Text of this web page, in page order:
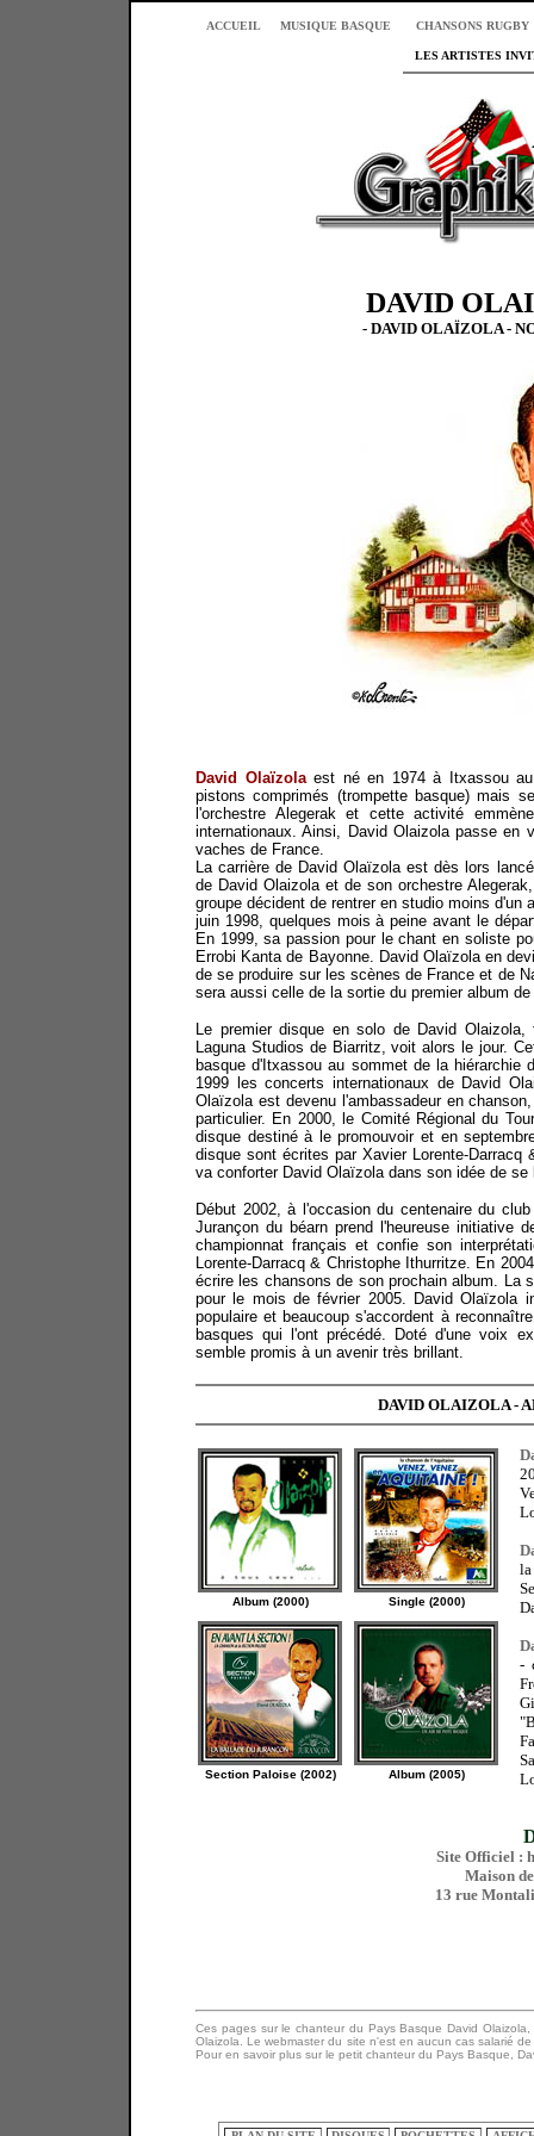
ACCUEIL MUSIQUE BASQUE CHANSONS RUGBY
LES ARTISTES
DAVID
- DAVID OLAÏZOLA -
David Olaïzolaest né en 1974 à Itxassou au
pistons comprimés (trompette basque) mais
l'orchestre Alegerak et cette activité
internationaux. Ainsi, David Olaizola passe
vaches de France.
La carrière de David Olaïzola est dès lors
de David Olaizola et de son orchestre
groupe décident de rentrer en studio moins d'un
juin 1998, quelques mois à peine avant le
En 1999, sa passion pour le chant en soliste
Errobi Kanta de Bayonne. David Olaïzola en
de se produire sur les scènes de France et de
sera aussi celle de la sortie du premier album
Le premier disque en solo de David
Laguna Studios de Biarritz, voit alors le jour.
basque d'Itxassou au sommet de la
1999 les concerts internationaux de David
Olaïzola est devenu l'ambassadeur en
particulier. En 2000, le Comité Régional du
disque destiné à le promouvoir et en
disque sont écrites par Xavier Lorente-
va conforter David Olaïzola dans son idée de
Début 2002, à l'occasion du centenaire du
Jurançon du béarn prend l'heureuse initiative
championnat français et confie son
Lorente-Darracq & Christophe Ithurritze. En
écrire les chansons de son prochain album. La
pour le mois de février 2005. David Olaïzola
populaireet beaucoup s'accordent à
basques qui l'ont précédé. Doté d'une voix
semble promis à un avenir très brillant.
DAVID OLAIZOLA -
Album (2000)
Section Paloise (2002)
Single (2000)
Album (2005)
-
Site Officiel :
Maison
13 rue
Ces pages sur le chanteur du Pays Basque David
Olaizola. Le webmaster du site n'est en aucun cas salarié
Pour en savoir plus sur le petit chanteur du Pays Basque,